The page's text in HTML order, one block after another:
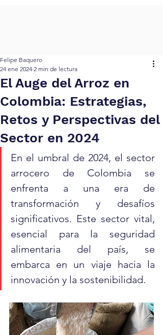
El Auge del Arroz en
Colombia: Estrategias,
Retos y Perspectivas del
Sector en 2024
Felipe Baquero
24 ene 2024 2 min de lectura
En el umbral de 2024, el sector
arrocero de Colombia se
enfrenta a una era de
transformación y desafíos
significativos. Este sector vital,
esencial para la seguridad
alimentaria del país, se
embarca en un viaje hacia la
innovación y la sostenibilidad.